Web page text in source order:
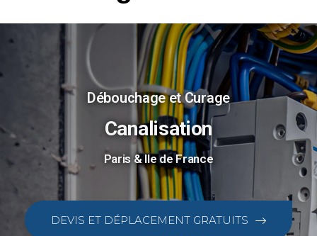
Débouchage et Curage
Canalisation
Paris & Ile de France
DEVIS ET DÉPLACEMENT GRATUITS